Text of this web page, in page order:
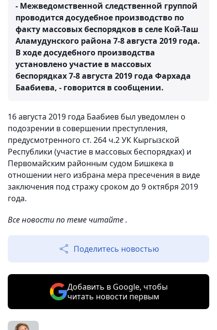
- Межведомственной следственной группой
проводится досудебное производство по
факту массовых беспорядков в селе Кой-Таш
Аламудунского района 7-8 августа 2019 года.
В ходе досудебного производства
установлено участие в массовых
беспорядках 7-8 августа 2019 года Фархада
Баабиева, - говорится в сообщении.
16 августа 2019 года Баабиев был уведомлен о
подозрении в совершении преступления,
предусмотренного ст. 264 ч.2 УК Кыргызской
Республики (участие в массовых беспорядках) и
Первомайским районным судом Бишкека в
отношении него избрана мера пресечения в виде
заключения под стражу сроком до 9 октября 2019
года.
Все новости по теме читайте .
Поделитесь новостью
Добавить в Google, чтобы
читать новости первым